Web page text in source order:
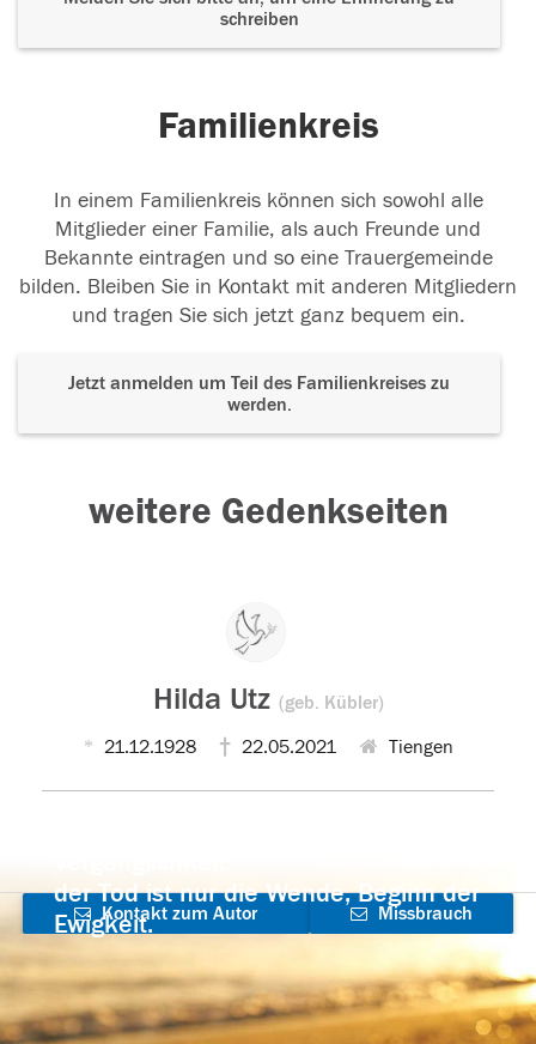
schreiben
Familienkreis
In einem Familienkreis können sich sowohl alle
Mitglieder einer Familie, als auch Freunde und
Bekannte eintragen und so eine Trauergemeinde
bilden. Bleiben Sie in Kontakt mit anderen Mitgliedern
und tragen Sie sich jetzt ganz bequem ein.
Jetzt anmelden um Teil des Familienkreises zu
werden.
weitere Gedenkseiten
Hilda Utz (geb. Kübler)
21.12.1928 22.05.2021 Tiengen
der Tod ist nur die Wende, Beginn der
Ewigkeit.
Kontakt zum Autor
aufnehmen
Missbrauch